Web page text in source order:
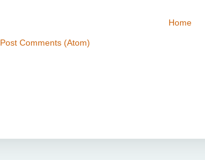
Home
Post Comments (Atom)